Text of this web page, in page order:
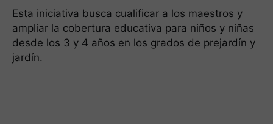
Esta iniciativa busca cualificar a los maestros y
ampliar la cobertura educativa para niños y niñas
desde los 3 y 4 años en los grados de prejardín y
jardín.